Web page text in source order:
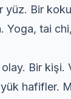
yüz. Bir
Yoga, tai
Bir
yük